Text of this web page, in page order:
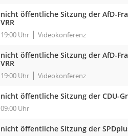
nicht öffentliche Sitzung der AfD-
VRR
19:00 Uhr Videokonferenz
nicht öffentliche Sitzung der AfD-
VRR
19:00 Uhr Videokonferenz
nicht öffentliche Sitzung der CDU-
09:00 Uhr
nicht öffentliche Sitzung der